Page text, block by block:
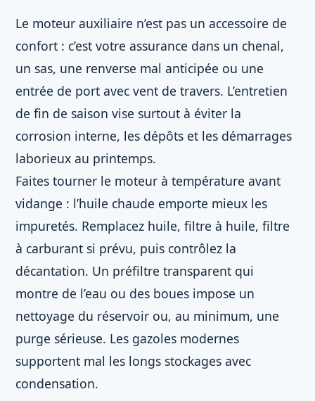
Le moteur auxiliaire n’est pas un accessoire de
confort : c’est votre assurance dans un chenal,
un sas, une renverse mal anticipée ou une
entrée de port avec vent de travers. L’entretien
de fin de saison vise surtout à éviter la
corrosion interne, les dépôts et les démarrages
laborieux au printemps.
Faites tourner le moteur à température avant
vidange : l’huile chaude emporte mieux les
impuretés. Remplacez huile, filtre à huile, filtre
à carburant si prévu, puis contrôlez la
décantation. Un préfiltre transparent qui
montre de l’eau ou des boues impose un
nettoyage du réservoir ou, au minimum, une
purge sérieuse. Les gazoles modernes
supportent mal les longs stockages avec
condensation.